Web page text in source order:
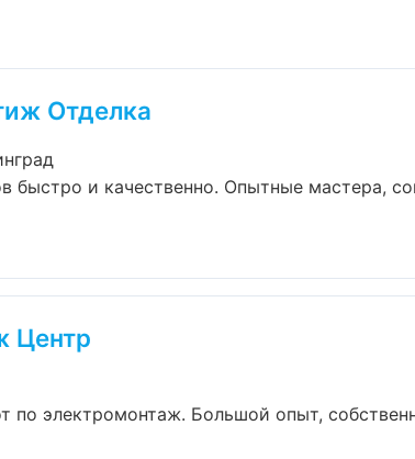
Отделка
быстро и качественно. Опытные мастера,
Центр
по электромонтаж. Большой опыт,